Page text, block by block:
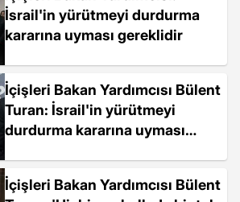
İsrail'in yürütmeyi durdurma
kararına uyması gereklidir
İçişleri Bakan Yardımcısı Bülent
Turan: İsrail'in yürütmeyi
durdurma kararına uyması
İçişleri Bakan Yardımcısı Bülent